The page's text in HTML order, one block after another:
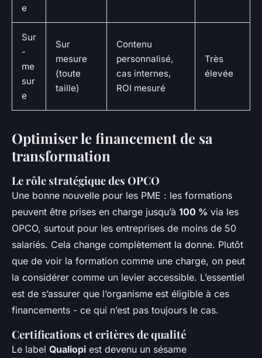
e
Sur
-
me
sur
e
Sur
mesure
(toute
taille)
Contenu
personnalisé,
cas internes,
ROI mesuré
Très
élevée
Optimiser le financement de sa
transformation
Le rôle stratégique des OPCO
Une bonne nouvelle pour les PME : les formations
peuvent être prises en charge jusqu’à 100 % via les
OPCO, surtout pour les entreprises de moins de 50
salariés. Cela change complètement la donne. Plutôt
que de voir la formation comme une charge, on peut
la considérer comme un levier accessible. L’essentiel
est de s’assurer que l’organisme est éligible à ces
financements - ce qui n’est pas toujours le cas.
Certifications et critères de qualité
Le label Qualiopi est devenu un sésame